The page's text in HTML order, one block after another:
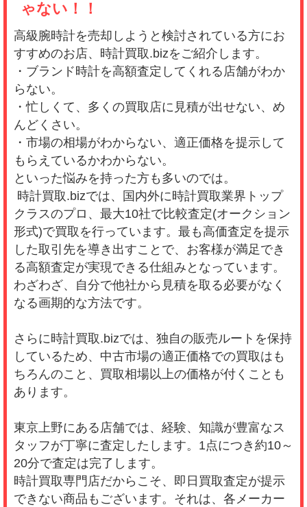
ゃない！！
高級腕時計を売却しようと検討されている方にお
すすめのお店、時計買取.bizをご紹介します。
・ブランド時計を高額査定してくれる店舗がわか
らない。
・忙しくて、多くの買取店に見積が出せない、め
んどくさい。
・市場の相場がわからない、適正価格を提示して
もらえているかわからない。
といった悩みを持った方も多いのでは。
時計買取.bizでは、国内外に時計買取業界トップ
クラスのプロ、最大10社で比較査定(オークション
形式)で買取を行っています。最も高価査定を提示
した取引先を導き出すことで、お客様が満足でき
る高額査定が実現できる仕組みとなっています。
わざわざ、自分で他社から見積を取る必要がなく
なる画期的な方法です。
さらに時計買取.bizでは、独自の販売ルートを保持
しているため、中古市場の適正価格での買取はも
ちろんのこと、買取相場以上の価格が付くことも
あります。
東京上野にある店舗では、経験、知識が豊富なス
タッフが丁寧に査定したします。1点につき約10～
20分で査定は完了します。
時計買取専門店だからこそ、即日買取査定が提示
できない商品もございます。それは、各メーカー